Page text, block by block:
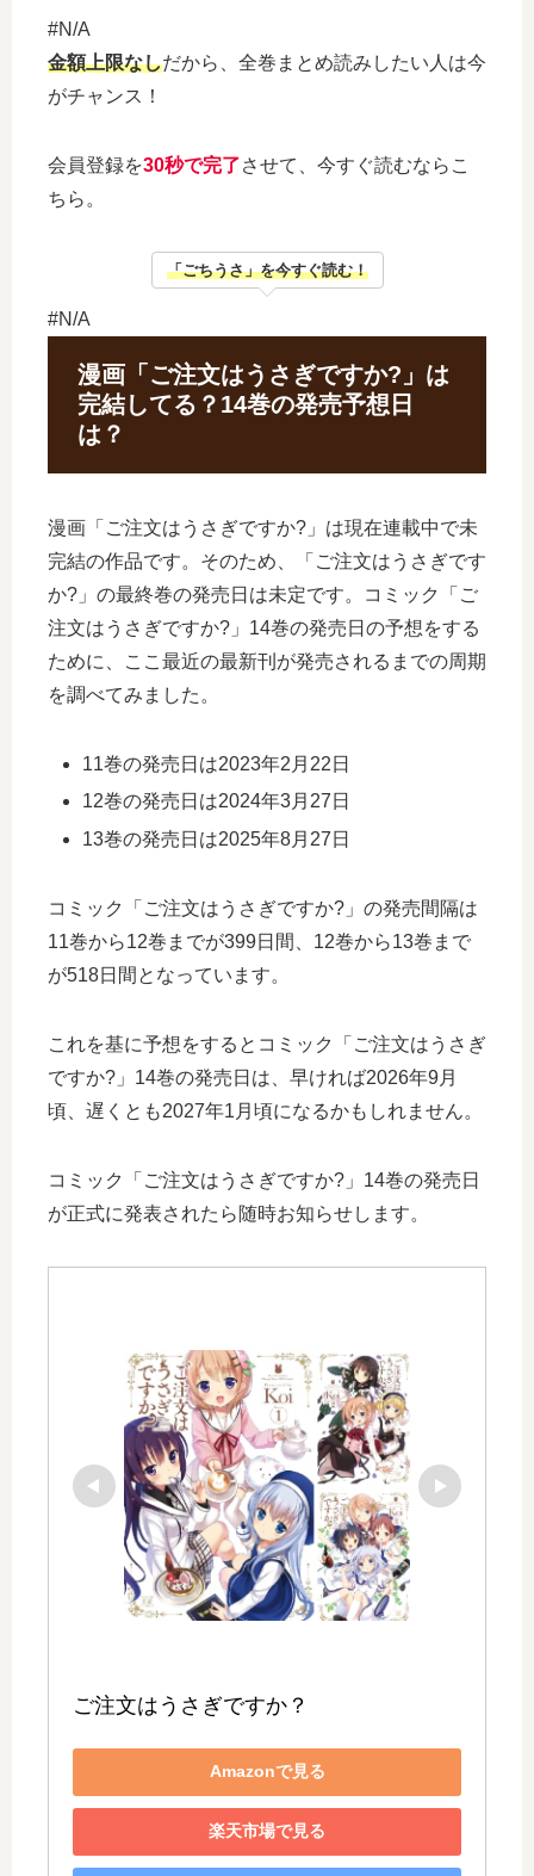
#N/A
金額上限なしだから、全巻まとめ読みしたい人は今
がチャンス！
会員登録を30秒で完了させて、今すぐ読むならこ
ちら。
「ごちうさ」を今すぐ読む！
#N/A
漫画「ご注文はうさぎですか?」は
完結してる？14巻の発売予想日
は？
漫画「ご注文はうさぎですか?」は現在連載中で未
完結の作品です。そのため、「ご注文はうさぎです
か?」の最終巻の発売日は未定です。コミック「ご
注文はうさぎですか?」14巻の発売日の予想をする
ために、ここ最近の最新刊が発売されるまでの周期
を調べてみました。
11巻の発売日は2023年2月22日
12巻の発売日は2024年3月27日
13巻の発売日は2025年8月27日
コミック「ご注文はうさぎですか?」の発売間隔は
11巻から12巻までが399日間、12巻から13巻まで
が518日間となっています。
これを基に予想をするとコミック「ご注文はうさぎ
ですか?」14巻の発売日は、早ければ2026年9月
頃、遅くとも2027年1月頃になるかもしれません。
コミック「ご注文はうさぎですか?」14巻の発売日
が正式に発表されたら随時お知らせします。
ご注文はうさぎですか？
Amazonで見る
楽天市場で見る